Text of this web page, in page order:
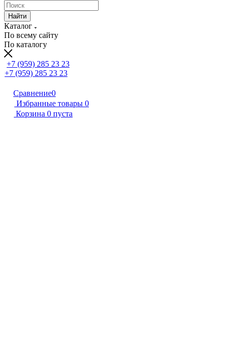
Найти
Каталог
По всему сайту
По каталогу
+7 (959) 285 23 23
+7 (959) 285 23 23
Сравнение0
Избранные товары 0
Корзина 0 пуста